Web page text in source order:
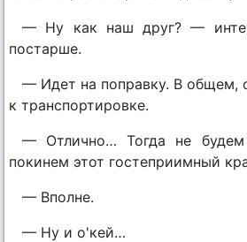
— Ну как наш друг? —
постарше.
— Идет на поправку. В общем,
к транспортировке.
— Отлично… Тогда не
покинем этот гостеприимный
— Вполне.
— Ну и о'кей…